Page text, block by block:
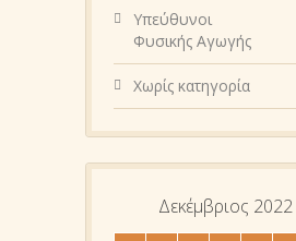
Υπεύθυνοι
Φυσικής Αγωγής
Χωρίς κατηγορία
Δεκέμβριος 2022